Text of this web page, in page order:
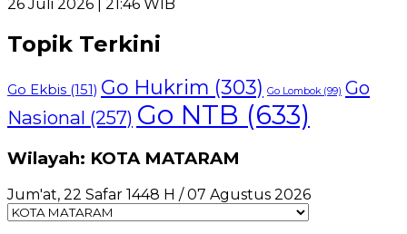
26 Juli 2026 | 21:46 WIB
Topik Terkini
Go Ekbis (151) Go Hukrim (303) Go Lombok(99) Go
Nasional (257) Go NTB (633)
Wilayah: KOTA MATARAM
Jum'at, 22 Safar 1448 H / 07 Agustus 2026